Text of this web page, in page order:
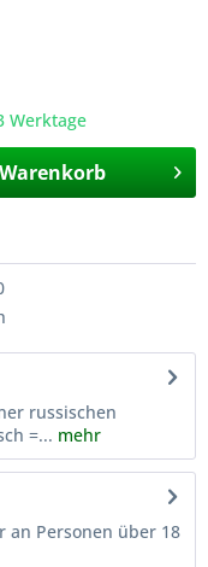
Werktage
Warenkorb
russischen
=... mehr
an Personen über 18